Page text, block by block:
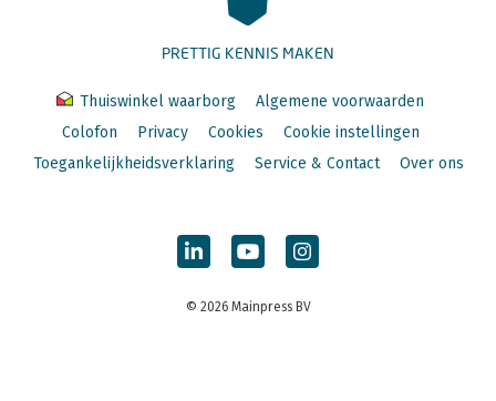
PRETTIG KENNIS MAKEN
Thuiswinkel waarborg
Algemene voorwaarden
Colofon
Privacy Cookies
Cookie instellingen
Toegankelijkheidsverklaring
Service & Contact Over ons
© 2026 Mainpress BV